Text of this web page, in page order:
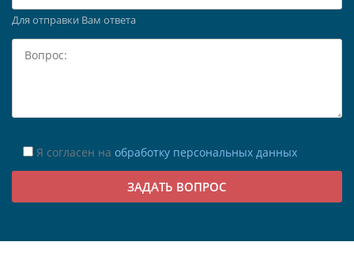
Для отправки Вам ответа
Я согласен на обработку персональных данных